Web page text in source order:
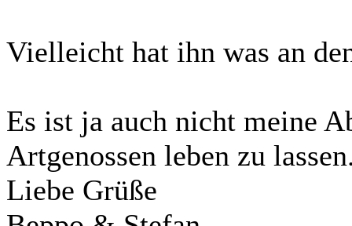
Vielleicht hat ihn was an
Es ist ja auch nicht meine
Artgenossen leben zu
Liebe Grüße